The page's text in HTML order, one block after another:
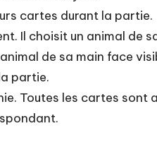
cartes durant la partie.
Il choisit un animal de
de sa main face
partie.
Toutes les cartes sont